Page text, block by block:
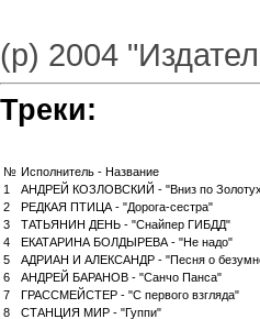
(p) 2004
Треки:
№ Исполнитель - Название
1
АНДРЕЙ КОЗЛОВСКИЙ - "Вниз по
2
РЕДКАЯ ПТИЦА - "Дорога-сестра"
3
ТАТЬЯНИН ДЕНЬ - "Снайпер ГИБДД"
4
ЕКАТАРИНА БОЛДЫРЕВА - "Не надо"
5
АДРИАН И АЛЕКСАНДР - "Песня о
6
АНДРЕЙ БАРАНОВ - "Санчо Панса"
7
ГРАССМЕЙСТЕР - "С первого взгляда"
8
СТАНЦИЯ МИР - "Гуппи"